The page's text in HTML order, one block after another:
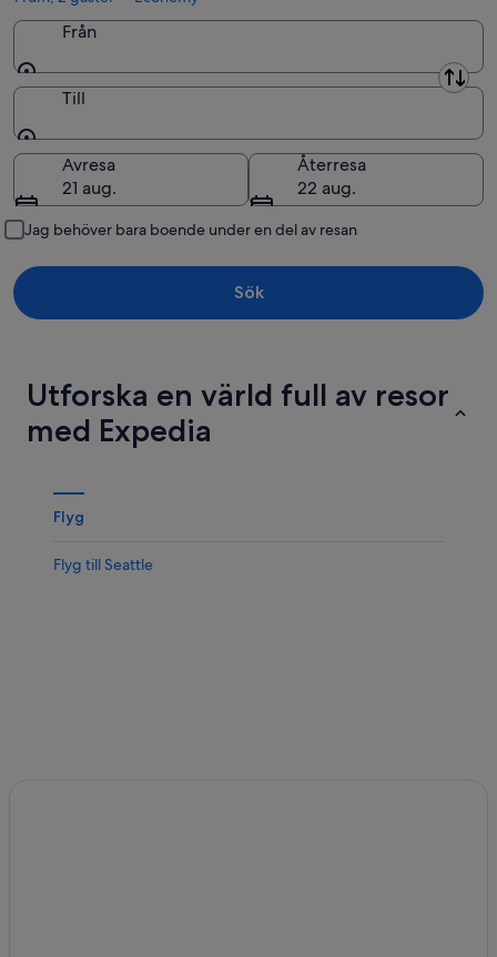
Från
Från
Till
Till
Avresa
21 aug.
Återresa
22 aug.
Jag behöver bara boende under en del av resan
Sök
Utforska en värld full av resor
med Expedia
Flyg
Flyg till Seattle